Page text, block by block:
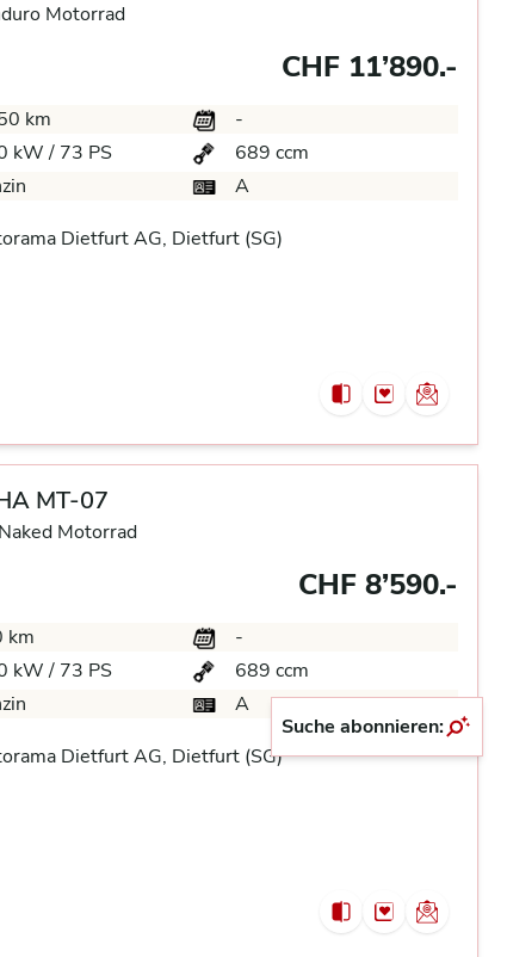
Motorrad
CHF 11’890.-
km
-
kW / 73 PS
689 ccm
A
Dietfurt AG, Dietfurt (SG)
MT-07
Naked Motorrad
CHF 8’590.-
km
-
kW / 73 PS
689 ccm
A
Dietfurt AG, Dietfurt (SG)
Suche abonnieren: